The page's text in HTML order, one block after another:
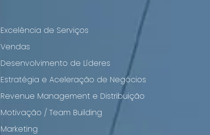
Excelência de Serviços
Vendas
Desenvolvimento de Líderes
Estratégia e Aceleração de Negócios
Revenue Management e Distribuição
Motivação / Team Building
Marketing